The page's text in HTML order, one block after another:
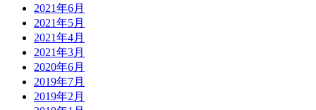
2021年6月
2021年5月
2021年4月
2021年3月
2020年6月
2019年7月
2019年2月